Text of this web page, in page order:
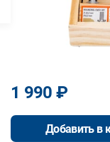
1 990 ₽
Добавить в